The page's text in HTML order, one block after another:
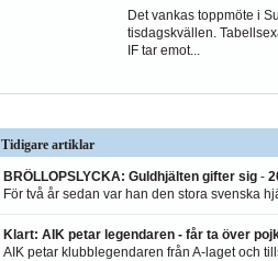
Det vankas toppmöte i
tisdagskvällen.
IF tar emot...
Tidigare artiklar
BRÖLLOPSLYCKA: Guldhjälten gifter sig -
För två år sedan var han den stora svenska
Klart: AIK petar legendaren - får ta över
AIK petar klubblegendaren från A-laget och